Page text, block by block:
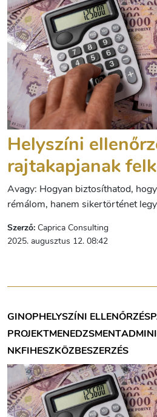
Helyszíni
rajtakapjanak
Avagy: Hogyan biztosíthatod,
rémálom, hanem sikertörténet
Szerző: Caprica Consulting
2025. augusztus 12. 08:42
GINOPHELYSZÍNI ELLENŐRZÉS
PROJEKTMENEDZSMENT
NKFIHESZKÖZBESZERZÉS